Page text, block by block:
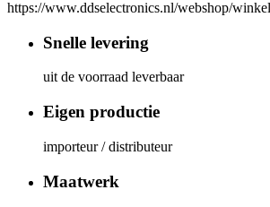
https://www.ddselectronics.nl/webshop/
Snelle levering
uit de voorraad leverbaar
Eigen productie
importeur / distributeur
Maatwerk